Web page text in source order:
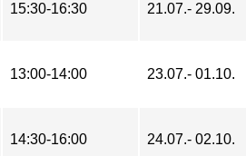
15:30-16:30 21.07.- 29.09.
13:00-14:00 23.07.- 01.10.
14:30-16:00 24.07.- 02.10.